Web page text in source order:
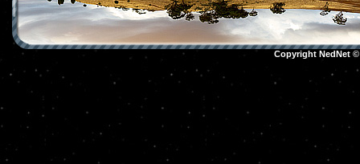
Copyright NedNet